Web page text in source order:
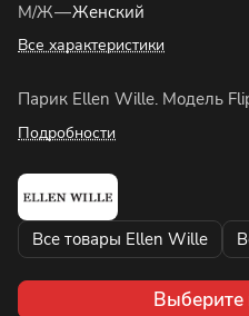
М/Ж—Женский
Все характеристики
Парик Ellen Wille. Модель
Подробности
Все товары Ellen Wille
Выберите